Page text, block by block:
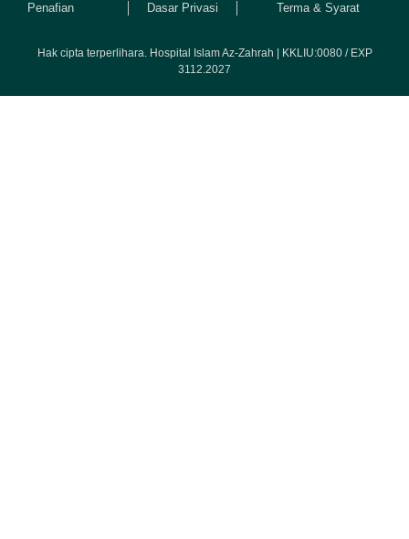
Penafian Dasar Privasi Terma & Syarat
Hak cipta terperlihara. Hospital Islam Az-Zahrah | KKLIU:0080 / EXP
3112.2027